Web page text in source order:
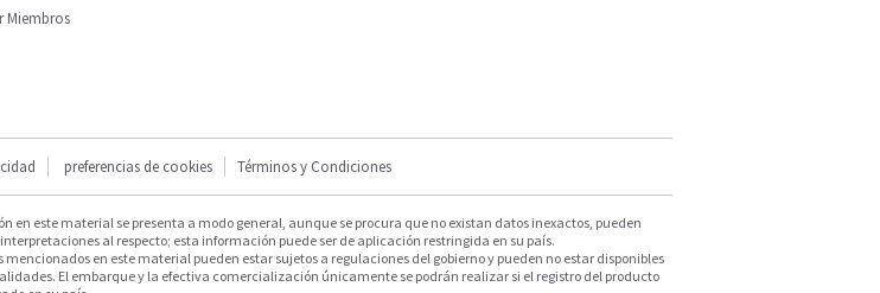
Miembros
preferencias de cookies Términos y Condiciones
en este material se presenta a modo general, aunque se procura que no existan datos inexactos, pueden
al respecto; esta información puede ser de aplicación restringida en su país.
mencionados en este material pueden estar sujetos a regulaciones del gobierno y pueden no estar disponibles
El embarque y la efectiva comercialización únicamente se podrán realizar si el registro del producto